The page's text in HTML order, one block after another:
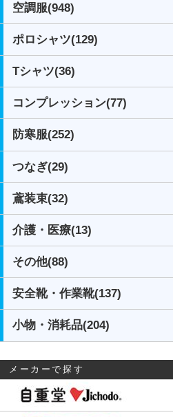
空調服(948)
ポロシャツ(129)
Tシャツ(36)
コンプレッション(77)
防寒服(252)
つなぎ(29)
鳶装束(32)
介護・医療(13)
その他(88)
安全靴・作業靴(137)
小物・消耗品(204)
メーカーで探す